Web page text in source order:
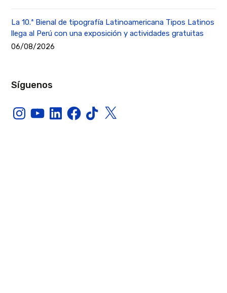
La 10.ª Bienal de tipografía Latinoamericana Tipos Latinos
llega al Perú con una exposición y actividades gratuitas
06/08/2026
Síguenos
InstagramYouTubeLinkedInFacebook
TikTokX